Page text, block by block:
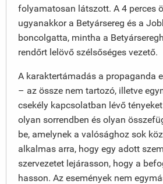
folyamatosan látszott. A 4 perces
ugyanakkor a Betyársereg és a
boncolgatta, mintha a
rendőrt lelövő szélsőséges vezető.
A karaktertámadás a propaganda
– az össze nem tartozó, illetve
csekély kapcsolatban lévő
olyan sorrendben és olyan
be, amelynek a valósághoz sok
alkalmas arra, hogy egy adott
szervezetet lejárasson, hogy a
hasson. Az események nem